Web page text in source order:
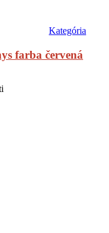
Kategória
farba červená